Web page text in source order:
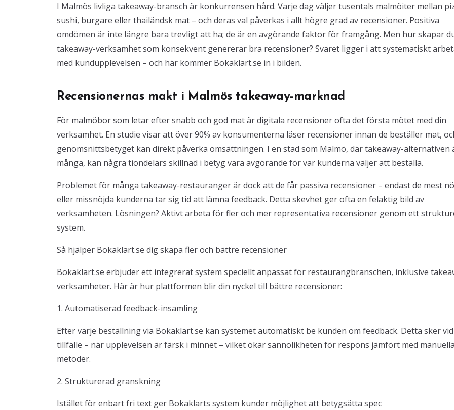
I Malmös livliga takeaway-bransch är konkurrensen hård. Varje dag väljer tusentals malmöiter mellan
sushi, burgare eller thailändsk mat – och deras val påverkas i allt högre grad av recensioner. Positiva
omdömen är inte längre bara trevligt att ha; de är en avgörande faktor för framgång. Men hur skapar
takeaway-verksamhet som konsekvent genererar bra recensioner? Svaret ligger i att systematiskt
med kundupplevelsen – och här kommer Bokaklart.se in i bilden.
Recensionernas makt i Malmös takeaway-marknad
För malmöbor som letar efter snabb och god mat är digitala recensioner ofta det första mötet med din
verksamhet. En studie visar att över 90% av konsumenterna läser recensioner innan de beställer mat,
genomsnittsbetyget kan direkt påverka omsättningen. I en stad som Malmö, där takeaway-alternativen
många, kan några tiondelars skillnad i betyg vara avgörande för var kunderna väljer att beställa.
Problemet för många takeaway-restauranger är dock att de får passiva recensioner – endast de mest
eller missnöjda kunderna tar sig tid att lämna feedback. Detta skevhet ger ofta en felaktig bild av
verksamheten. Lösningen? Aktivt arbeta för fler och mer representativa recensioner genom ett
system.
Så hjälper Bokaklart.se dig skapa fler och bättre recensioner
Bokaklart.se erbjuder ett integrerat system speciellt anpassat för restaurangbranschen, inklusive
verksamheter. Här är hur plattformen blir din nyckel till bättre recensioner:
1. Automatiserad feedback-insamling
Efter varje beställning via Bokaklart.se kan systemet automatiskt be kunden om feedback. Detta sker
tillfälle – när upplevelsen är färsk i minnet – vilket ökar sannolikheten för respons jämfört med
metoder.
2. Strukturerad granskning
Istället för enbart fri text ger Bokaklarts system kunder möjlighet att betygsätta spec